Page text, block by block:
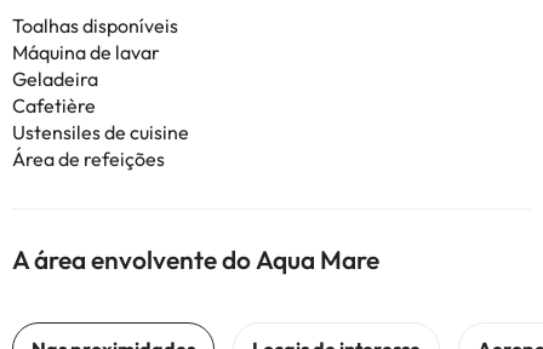
Toalhas disponíveis
Máquina de lavar
Geladeira
Cafetière
Ustensiles de cuisine
Área de refeições
A área envolvente do Aqua Mare